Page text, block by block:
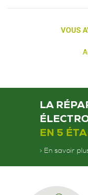
VOUS
LA
EN 5
> En savoir